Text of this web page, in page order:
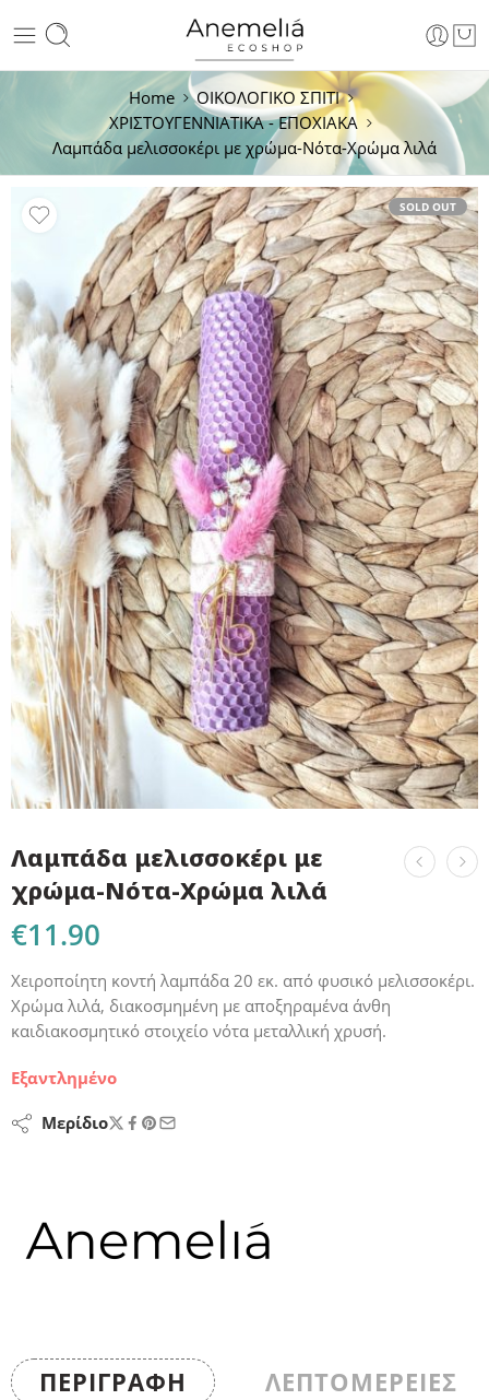
Home
ΟΙΚΟΛΟΓΙΚΟ ΣΠΙΤΙ
ΧΡΙΣΤΟΥΓΕΝΝΙΑΤΙΚΑ - ΕΠΟΧΙΑΚΑ
Λαμπάδα μελισσοκέρι με χρώμα-Νότα-Χρώμα λιλά
SOLD OUT
Λαμπάδα μελισσοκέρι με
χρώμα-Νότα-Χρώμα λιλά
€11.90
Χειροποίητη κοντή λαμπάδα 20 εκ. από φυσικό μελισσοκέρι.
Χρώμα λιλά, διακοσμημένη με αποξηραμένα άνθη
καιδιακοσμητικό στοιχείο νότα μεταλλική χρυσή.
Εξαντλημένο
Μερίδιο
ΠΕΡΙΓΡΑΦΉ ΛΕΠΤΟΜΕΡΕΙΕΣ